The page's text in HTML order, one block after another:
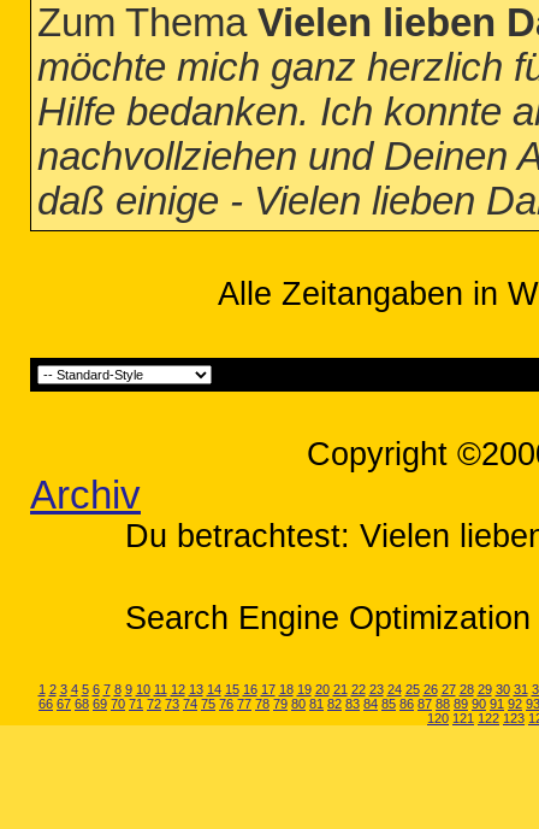
Zum Thema Vielen lieben
möchte mich ganz herzlich
Hilfe bedanken. Ich konnte
nachvollziehen und Deinen
daß einige - Vielen lieben
Alle Zeitangaben in
Copyright
Archiv
Du betrachtest: Vielen
Search Engine
1 2 3 4 5 6 7 8 9 10 11 12 13 14 15 16 17 18 19 20 21 22 23 24 25 26 27 28 29 30 31
66 67 68 69 70 71 72 73 74 75 76 77 78 79 80 81 82 83 84 85 86 87 88 89 90 91 92 93
120 121 122 123